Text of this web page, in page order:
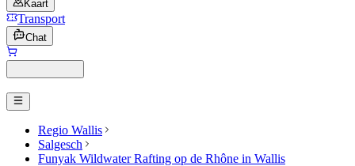
Kaart
Transport
Chat
Regio Wallis
Salgesch
Funyak Wildwater Rafting op de Rhône in Wallis